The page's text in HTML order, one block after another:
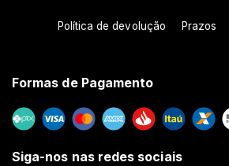
Política de devolução Prazos
Formas de Pagamento
Siga-nos nas redes sociais